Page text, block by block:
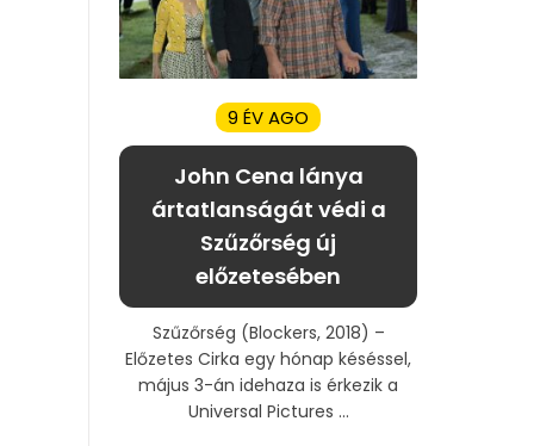
9 ÉV AGO
John Cena lánya
ártatlanságát védi a
Szűzőrség új
előzetesében
Szűzőrség (Blockers, 2018) –
Előzetes Cirka egy hónap késéssel,
május 3-án idehaza is érkezik a
Universal Pictures ...